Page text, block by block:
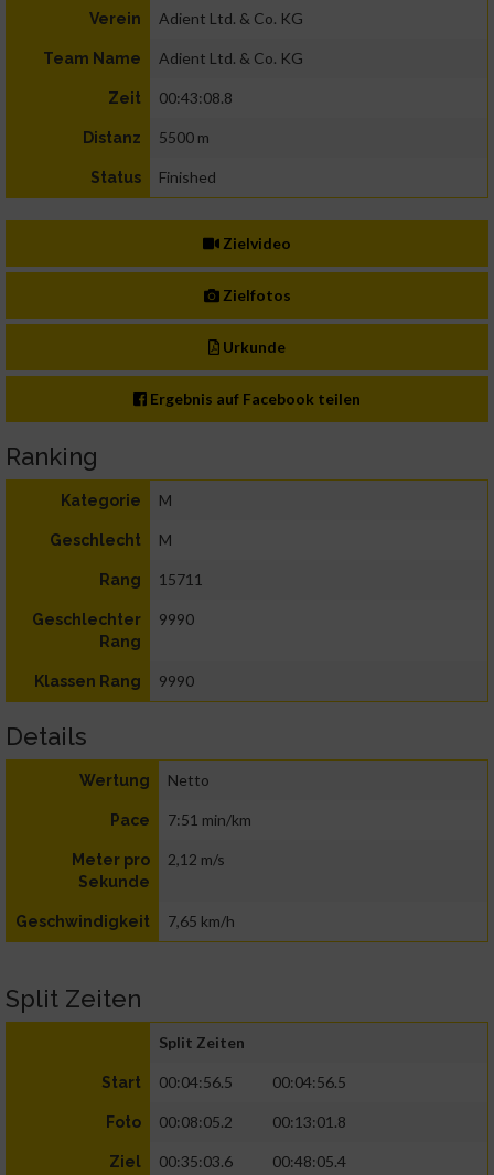
Verein Adient Ltd. & Co. KG
Team Name Adient Ltd. & Co. KG
Zeit 00:43:08.8
Distanz 5500 m
Status Finished
Zielvideo
Zielfotos
Urkunde
Ergebnis auf Facebook teilen
Ranking
Kategorie M
Geschlecht M
Rang 15711
Geschlechter
Rang
9990
Klassen Rang 9990
Details
Wertung Netto
Pace 7:51 min/km
Meter pro
Sekunde
2,12 m/s
Geschwindigkeit 7,65 km/h
Split Zeiten
Split Zeiten
Start 00:04:56.5 00:04:56.5
Foto 00:08:05.2 00:13:01.8
Ziel 00:35:03.6 00:48:05.4